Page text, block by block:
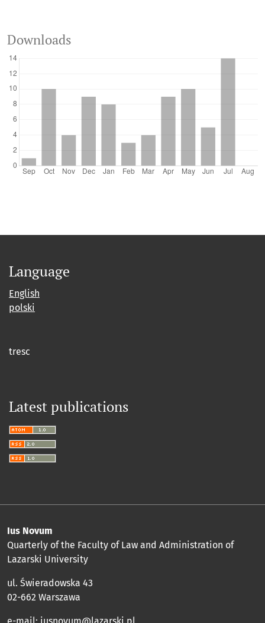
Downloads
Language
English
polski
tresc
Latest publications
Ius Novum
Quarterly of the Faculty of Law and Administration of
Lazarski University
ul. Świeradowska 43
02-662 Warszawa